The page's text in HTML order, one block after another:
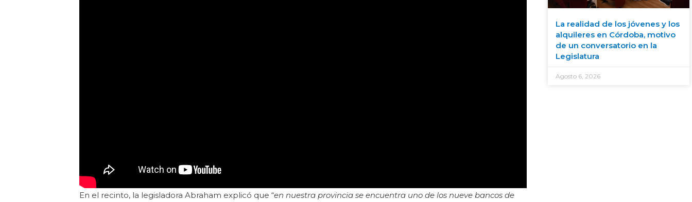
En el recinto, la legisladora Abraham explicó que “en nuestra provincia se encuentra uno de los nueve bancos de
La realidad de los jóvenes y los
alquileres en Córdoba, motivo
de un conversatorio en la
Legislatura
Agosto 6, 2026